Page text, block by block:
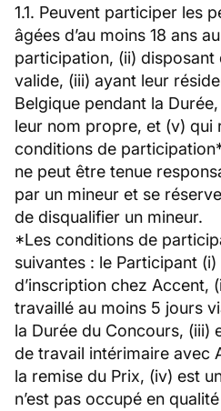
1.1. Peuvent participer les
âgées d’au moins 18 ans
participation, (ii) disposant
valide, (iii) ayant leur
Belgique pendant la
leur nom propre, et (v) qui
conditions de
ne peut être tenue
par un mineur et se
de disqualifier un mineur.
*Les conditions de
suivantes : le Participant
d’inscription chez Accent,
travaillé au moins 5 jours
la Durée du Concours, (iii)
de travail intérimaire avec
la remise du Prix, (iv) est
n’est pas occupé en